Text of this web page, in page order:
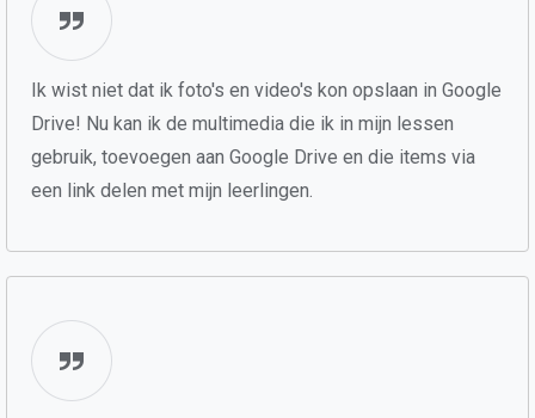
Ik wist niet dat ik foto's en video's kon opslaan in Google
Drive! Nu kan ik de multimedia die ik in mijn lessen
gebruik, toevoegen aan Google Drive en die items via
een link delen met mijn leerlingen.